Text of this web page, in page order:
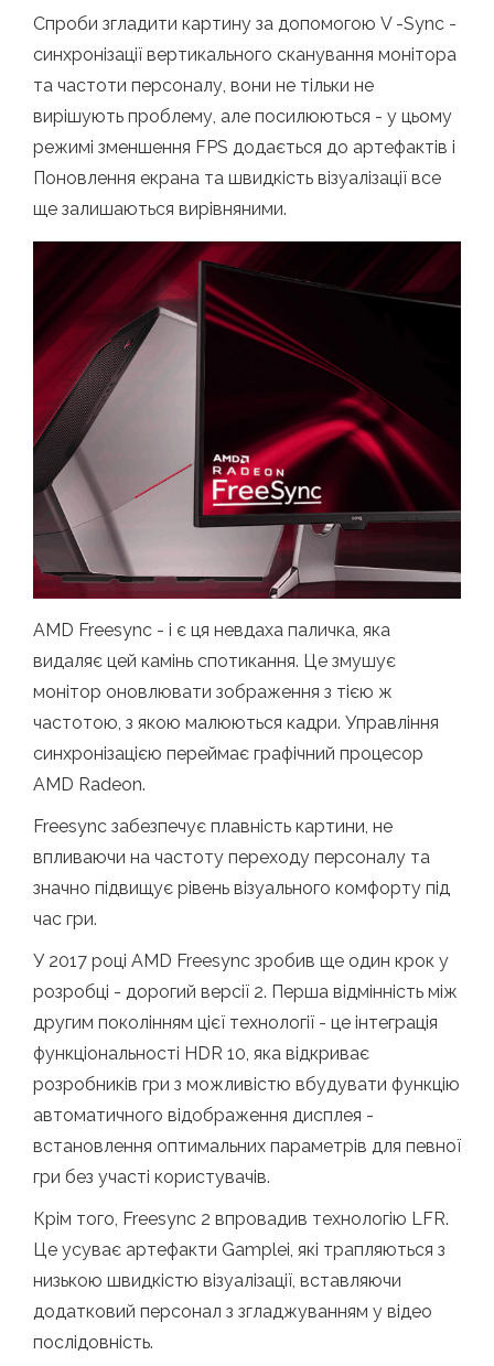
Спроби згладити картину за допомогою V -Sync -
синхронізації вертикального сканування монітора
та частоти персоналу, вони не тільки не
вирішують проблему, але посилюються - у цьому
режимі зменшення FPS додається до артефактів і
Поновлення екрана та швидкість візуалізації все
ще залишаються вирівняними.
AMD Freesync - і є ця невдаха паличка, яка
видаляє цей камінь спотикання. Це змушує
монітор оновлювати зображення з тією ж
частотою, з якою малюються кадри. Управління
синхронізацією переймає графічний процесор
AMD Radeon.
Freesync забезпечує плавність картини, не
впливаючи на частоту переходу персоналу та
значно підвищує рівень візуального комфорту під
час гри.
У 2017 році AMD Freesync зробив ще один крок у
розробці - дорогий версії 2. Перша відмінність між
другим поколінням цієї технології - це інтеграція
функціональності HDR 10, яка відкриває
розробників гри з можливістю вбудувати функцію
автоматичного відображення дисплея -
встановлення оптимальних параметрів для певної
гри без участі користувачів.
Крім того, Freesync 2 впровадив технологію LFR.
Це усуває артефакти Gamplei, які трапляються з
низькою швидкістю візуалізації, вставляючи
додатковий персонал з згладжуванням у відео
послідовність.